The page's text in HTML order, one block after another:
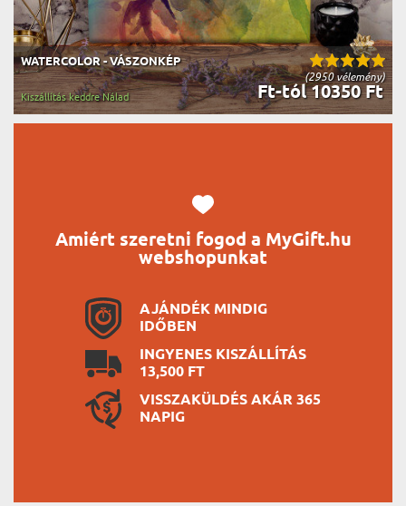
(2950 vélemény)
WATERCOLOR - VÁSZONKÉP
Ft-tól 10350 Ft
Kiszállítás keddre Nálad
Amiért szeretni fogod a MyGift.hu
webshopunkat
AJÁNDÉK MINDIG
IDŐBEN
INGYENES KISZÁLLÍTÁS
13,500 FT
VISSZAKÜLDÉS AKÁR 365
NAPIG